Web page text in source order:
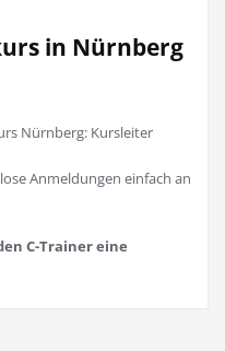
in Nürnberg
Nürnberg: Kursleiter
Anmeldungen einfach an
C-Trainer eine